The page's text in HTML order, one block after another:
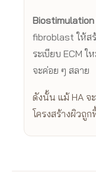
Biostimulation
fibroblast ให้ส
ระเบียบ ECM
จะค่อย ๆ สลาย
ดังนั้น แม้ HA จ
โครงสร้างผิวถู